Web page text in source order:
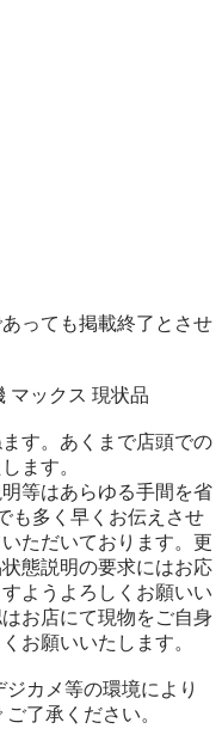
っても掲載終了とさせ
マックス 現状品
す。あくまで店頭での
ます。
等はあらゆる手間を省
も多く早くお伝えさせ
ただいております。更
態説明の要求にはお応
ようよろしくお願いい
お店にて現物をご自身
お願いいたします。
カメ等の環境により
了承ください。